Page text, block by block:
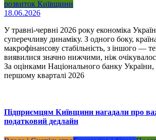
розвиток Київщини
18.06.2026
У травні-червні 2026 року економіка
суперечливу динаміку. З одного боку,
макрофінансову стабільність, з іншого —
виявилися значно нижчими, ніж
За оцінками Національного банку
першому кварталі 2026
Підприємцям Київщини нагадали про
податковий дедлайн